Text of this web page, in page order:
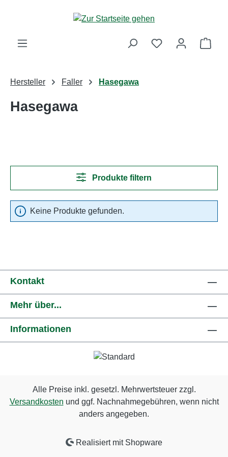
Zum Hauptinhalt springen
Hersteller Faller Hasegawa
Hasegawa
Produkte filtern
Keine Produkte gefunden.
Kontakt
Mehr über...
Informationen
Alle Preise inkl. gesetzl. Mehrwertsteuer zzgl.
Versandkosten und ggf. Nachnahmegebühren, wenn nicht
anders angegeben.
Realisiert mit Shopware